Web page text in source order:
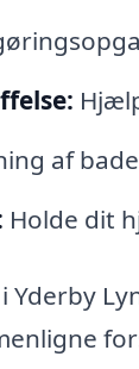
af
Holde dit
Yderby